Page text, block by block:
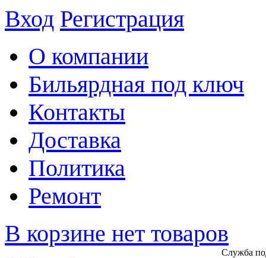
Вход Регистрация
О компании
Бильярдная под ключ
Контакты
Доставка
Политика
Ремонт
В корзине нет товаров
Cлужба